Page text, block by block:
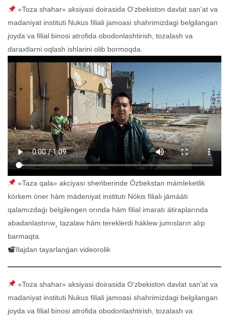
«Toza shahar» aksiyasi doirasida O‘zbekiston davlat san’at va
madaniyat instituti Nukus filiali jamoasi shahrimizdagi belgilangan
joyda va filial binosi atrofida obodonlashtirish, tozalash va
daraxtlarni oqlash ishlarini olib bormoqda.
«Taza qala» akciyası sheńberinde Ózbekstan mámleketlik
kórkem óner hám mádeniyat institutı Nókis filialı jámááti
qalamızdaǵı belgilengen orında hám filial imaratı átiraplarında
abadanlastırıw¸ tazalaw hám tereklerdi háklew jumısların alıp
barmaqta.
Ilajdan tayarlanǵan videorolik
«Toza shahar» aksiyasi doirasida O‘zbekiston davlat san’at va
madaniyat instituti Nukus filiali jamoasi shahrimizdagi belgilangan
joyda va filial binosi atrofida obodonlashtirish, tozalash va